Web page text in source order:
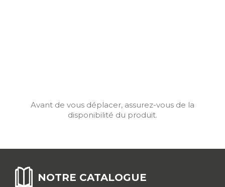
Avant de vous déplacer, assurez-vous de la
disponibilité du produit.
NOTRE CATALOGUE